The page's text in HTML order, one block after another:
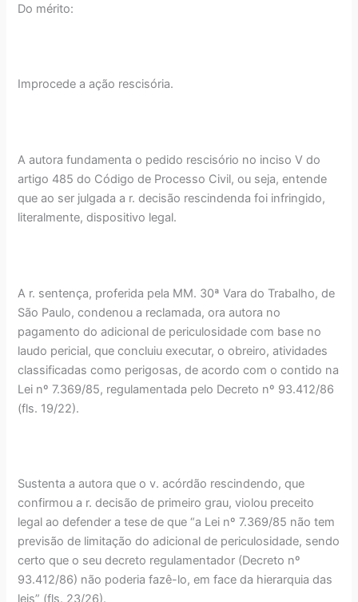
Do mérito:
Improcede a ação rescisória.
A autora fundamenta o pedido rescisório no inciso V do
artigo 485 do Código de Processo Civil, ou seja, entende
que ao ser julgada a r. decisão rescindenda foi infringido,
literalmente, dispositivo legal.
A r. sentença, proferida pela MM. 30ª Vara do Trabalho, de
São Paulo, condenou a reclamada, ora autora no
pagamento do adicional de periculosidade com base no
laudo pericial, que concluiu executar, o obreiro, atividades
classificadas como perigosas, de acordo com o contido na
Lei nº 7.369/85, regulamentada pelo Decreto nº 93.412/86
(fls. 19/22).
Sustenta a autora que o v. acórdão rescindendo, que
confirmou a r. decisão de primeiro grau, violou preceito
legal ao defender a tese de que “a Lei nº 7.369/85 não tem
previsão de limitação do adicional de periculosidade, sendo
certo que o seu decreto regulamentador (Decreto nº
93.412/86) não poderia fazê-lo, em face da hierarquia das
leis” (fls. 23/26).